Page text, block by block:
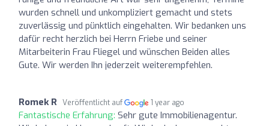
wurden schnell und unkompliziert gemacht und stets
zuverlässig und pünktlich eingehalten. Wir bedanken uns
dafür recht herzlich bei Herrn Friebe und seiner
Mitarbeiterin Frau Fliegel und wünschen Beiden alles
Gute. Wir werden Ihn jederzeit weiterempfehlen.
Romek R Veröffentlicht auf 1 year ago
Fantastische Erfahrung: Sehr gute Immobilienagentur.